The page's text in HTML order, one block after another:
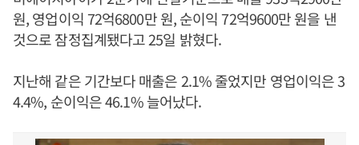
원, 영업이익 72억6800만 원, 순이익 72억9600만 원을 낸
것으로 잠정집계됐다고 25일 밝혔다.
지난해 같은 기간보다 매출은 2.1% 줄었지만 영업이익은 3
4.4%, 순이익은 46.1% 늘어났다.